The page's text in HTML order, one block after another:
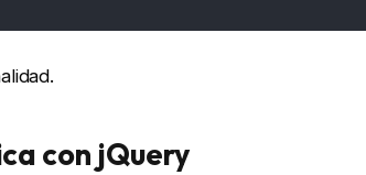
con jQuery